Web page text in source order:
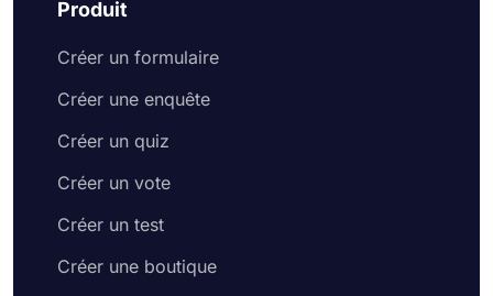
site Web
Produit
Créer un formulaire
Créer une enquête
Créer un quiz
Créer un vote
Créer un test
Créer une boutique